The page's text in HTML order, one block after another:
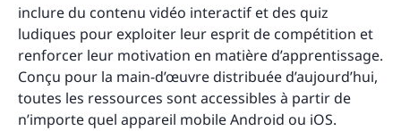
inclure du contenu vidéo interactif et des quiz
ludiques pour exploiter leur esprit de compétition et
renforcer leur motivation en matière d’apprentissage.
Conçu pour la main-d’œuvre distribuée d’aujourd’hui,
toutes les ressources sont accessibles à partir de
n’importe quel appareil mobile Android ou iOS.